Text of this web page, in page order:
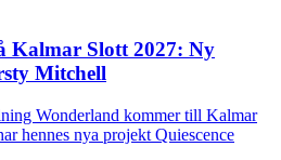
Kalmar Slott 2027: Ny
Mitchell
Wonderland kommer till Kalmar
hennes nya projekt Quiescence